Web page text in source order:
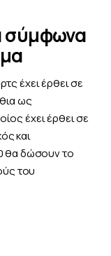
σύμφωνα
έχει έρθει σε
ως
έχει έρθει σε
και
θα δώσουν το
του